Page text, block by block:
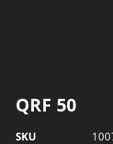
QRF 50
SKU